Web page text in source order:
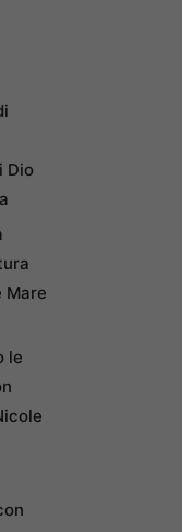
Dio
Mare
le